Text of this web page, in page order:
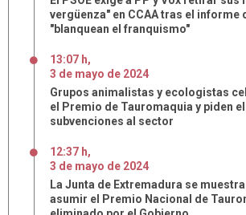
vergüenza" en CCAA tras el informe
"blanquean el franquismo"
13:07 h,
3 de mayo de 2024
Grupos animalistas y ecologistas
el Premio de Tauromaquia y piden
subvenciones al sector
12:37 h,
3 de mayo de 2024
La Junta de Extremadura se
asumir el Premio Nacional de